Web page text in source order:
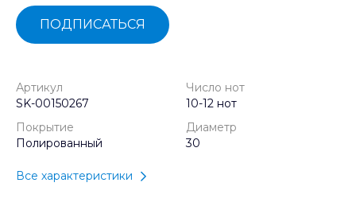
ПОДПИСАТЬСЯ
Артикул
SK-00150267
Число нот
10-12 нот
Покрытие
Полированный
Диаметр
30
Все характеристики